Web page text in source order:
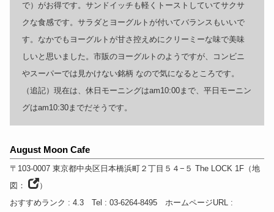
で）がお得です。サンドイッチも軽くトーストしていてサクサ
クな食感です。サラダとヨーグルトが付いてバランスもいいで
す。なかでもヨーグルトが甘さ控えめにクリーミーな味で美味
しいと思いました。市販のヨーグルトのようですが、コンビニ
やスーパーでは見かけない銘柄 なので気になるところです。
（追記）現在は、休日モーニングはam10:00まで、平日モーニン
グはam10:30までだそうです。
August Moon Cafe
〒103-0007 東京都中央区日本橋浜町２丁目５４−５ The LOCK1F（地
図：
）
おすすめランク : 4.3 Tel : 03-6264-8495 ホームページURL: